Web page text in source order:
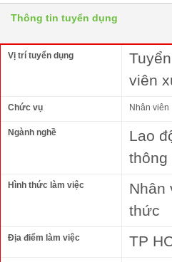
Thông tin tuyển dụng
Vị trí tuyển dụng
viên
Chức vụ Nhân viên
Ngành nghề
Lao
thông
Hình thức làm việc
Nhân
thức
Địa điểm làm việc TP